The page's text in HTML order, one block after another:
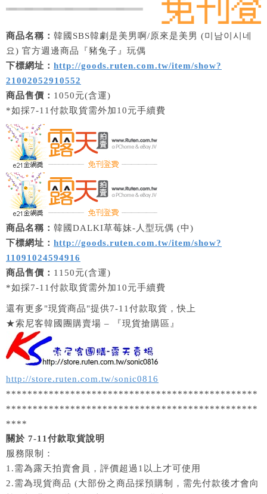
商品名稱： 韓國SBS韓劇是美男啊/原來是美男 (미남이시네
요) 官方週邊商品『豬兔子』玩偶
下標網址： http://goods.ruten.com.tw/item/show?
21002052910552
商品售價： 1050元(含運)
*如採7-11付款取貨需外加10元手續費
商品名稱： 韓國DALKI草莓妹-人型玩偶 (中)
下標網址： http://goods.ruten.com.tw/item/show?
11091024594916
商品售價： 1150元(含運)
*如採7-11付款取貨需外加10元手續費
還有更多"現貨商品"提供7-11付款取貨，快上
★索尼客韓國團購賣場 – 『現貨搶購區』
http://store.ruten.com.tw/sonic0816
***********************************************
***********************************************
****
關於 7-11付款取貨說明
服務限制：
1.需為露天拍賣會員，評價超過1以上才可使用
2.需為現貨商品 (大部份之商品採預購制，需先付款後才會向